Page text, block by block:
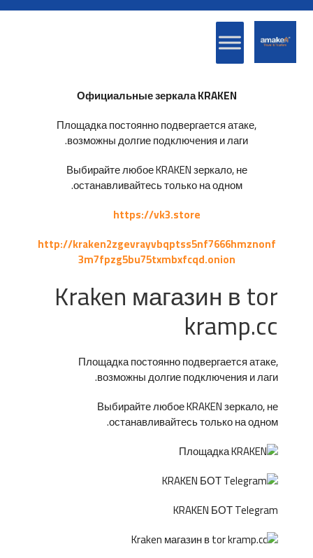
Официальные зеркала KRAKEN
Площадка постоянно подвергается атаке,
возможны долгие подключения и лаги.
Выбирайте любое KRAKEN зеркало, не
останавливайтесь только на одном.
https://vk3.store
http://kraken2zgevrayvbqptss5nf7666hmznonf
3m7fpzg5bu75txmbxfcqd.onion
Kraken магазин в tor
kramp.cc
Площадка постоянно подвергается атаке,
возможны долгие подключения и лаги.
Выбирайте любое KRAKEN зеркало, не
останавливайтесь только на одном.
KRAKEN БОТ Telegram